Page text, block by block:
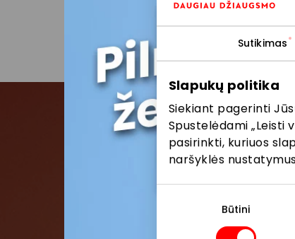
Sutikimas
Slapukų politika
Siekiant pagerinti
Spustelėdami „Leisti
pasirinkti, kuriuos
naršyklės
Būtini